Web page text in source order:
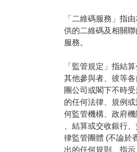
「二維碼服務」指
供的二維碼及相關
服務。
「監管規定」指結
其他參與者、彼等
團公司或閣下不時
的任何法律、規例
何監管機構、政府
、結算或交收銀行
律監管團體 (不論於
出的任何規則、指